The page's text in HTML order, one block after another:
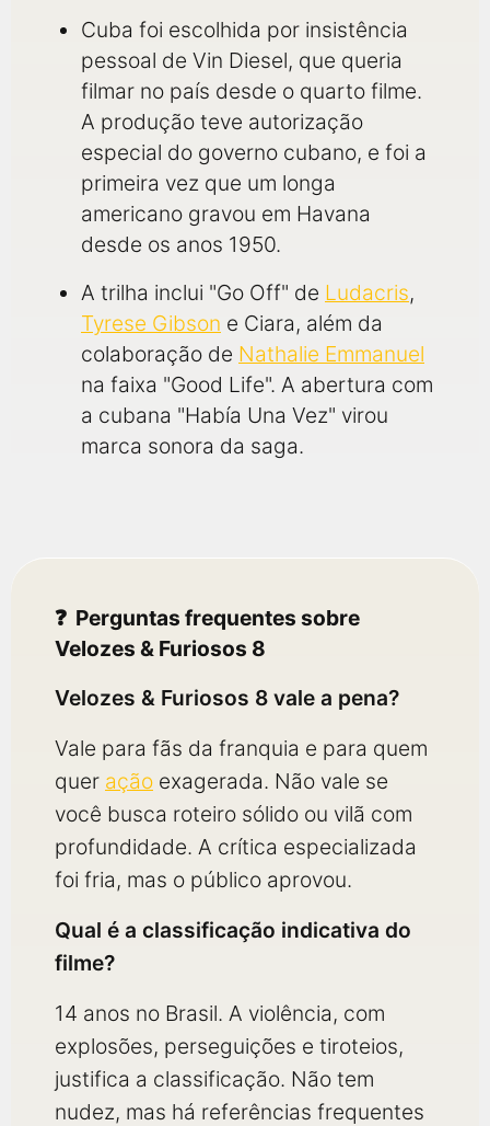
Cuba foi escolhida por insistência
pessoal de Vin Diesel, que queria
filmar no país desde o quarto filme.
A produção teve autorização
especial do governo cubano, e foi a
primeira vez que um longa
americano gravou em Havana
desde os anos 1950.
A trilha inclui "Go Off" de Ludacris,
Tyrese Gibson e Ciara, além da
colaboração de Nathalie Emmanuel
na faixa "Good Life". A abertura com
a cubana "Había Una Vez" virou
marca sonora da saga.
Perguntas frequentes sobre
Velozes & Furiosos 8
Velozes & Furiosos 8 vale a pena?
Vale para fãs da franquia e para quem
quer ação exagerada. Não vale se
você busca roteiro sólido ou vilã com
profundidade. A crítica especializada
foi fria, mas o público aprovou.
Qual é a classificação indicativa do
filme?
14 anos no Brasil. A violência, com
explosões, perseguições e tiroteios,
justifica a classificação. Não tem
nudez, mas há referências frequentes